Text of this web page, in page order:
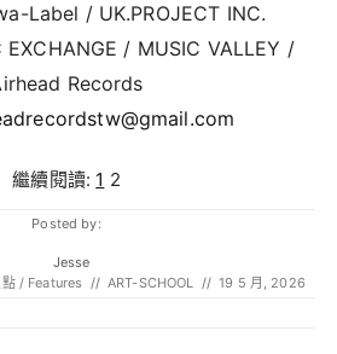
Label / UK.PROJECT INC.
/ MUSIC VALLEY /
Records
繼續閱讀: 1 2
Posted by:
Jesse
/ Features // ART-SCHOOL // 19 5 月, 2026